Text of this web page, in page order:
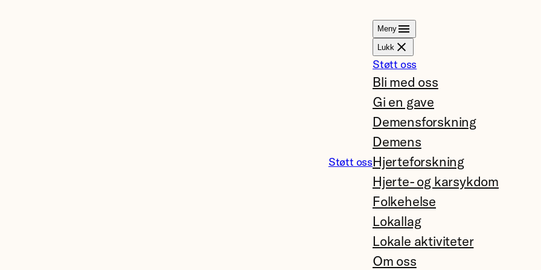
Støtt oss
Meny
Lukk
Støtt oss
Bli med oss
Gi en gave
Demensforskning
Demens
Hjerteforskning
Hjerte- og karsykdom
Folkehelse
Lokallag
Lokale aktiviteter
Om oss